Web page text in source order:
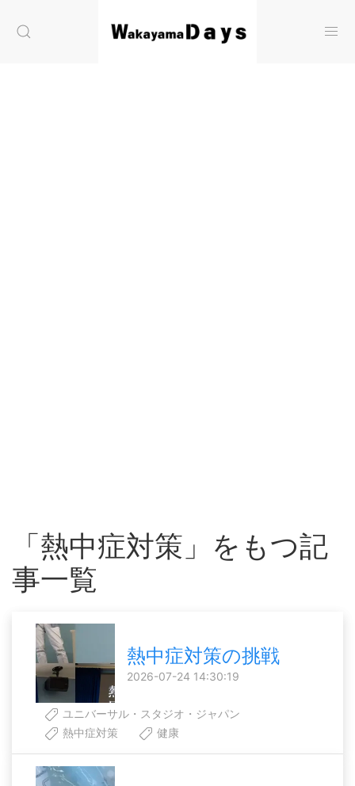
「熱中症対策」をもつ記
事一覧
熱中症対策の挑戦
2026-07-24 14:30:19
ユニバーサル・スタジオ・ジャパン
熱中症対策
健康